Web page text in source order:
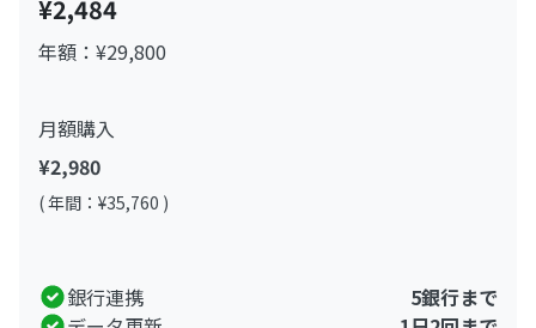
¥2,484
年額：¥29,800
月額購入
¥2,980
( 年間：¥35,760 )
銀行連携
5銀行まで